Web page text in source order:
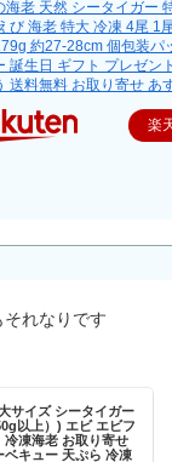
海老 天然 シータイガー
び 海老 特大 冷凍 4尾 1
約27-28cm 個包装パ
誕生日 ギフト プレゼン
送料無料 お取り寄せ あ
楽
れなりです
サイズ シータイガー
以上）) エビ エビフ
冷凍海老 お取り寄せ
ベキュー 天ぷら 冷凍